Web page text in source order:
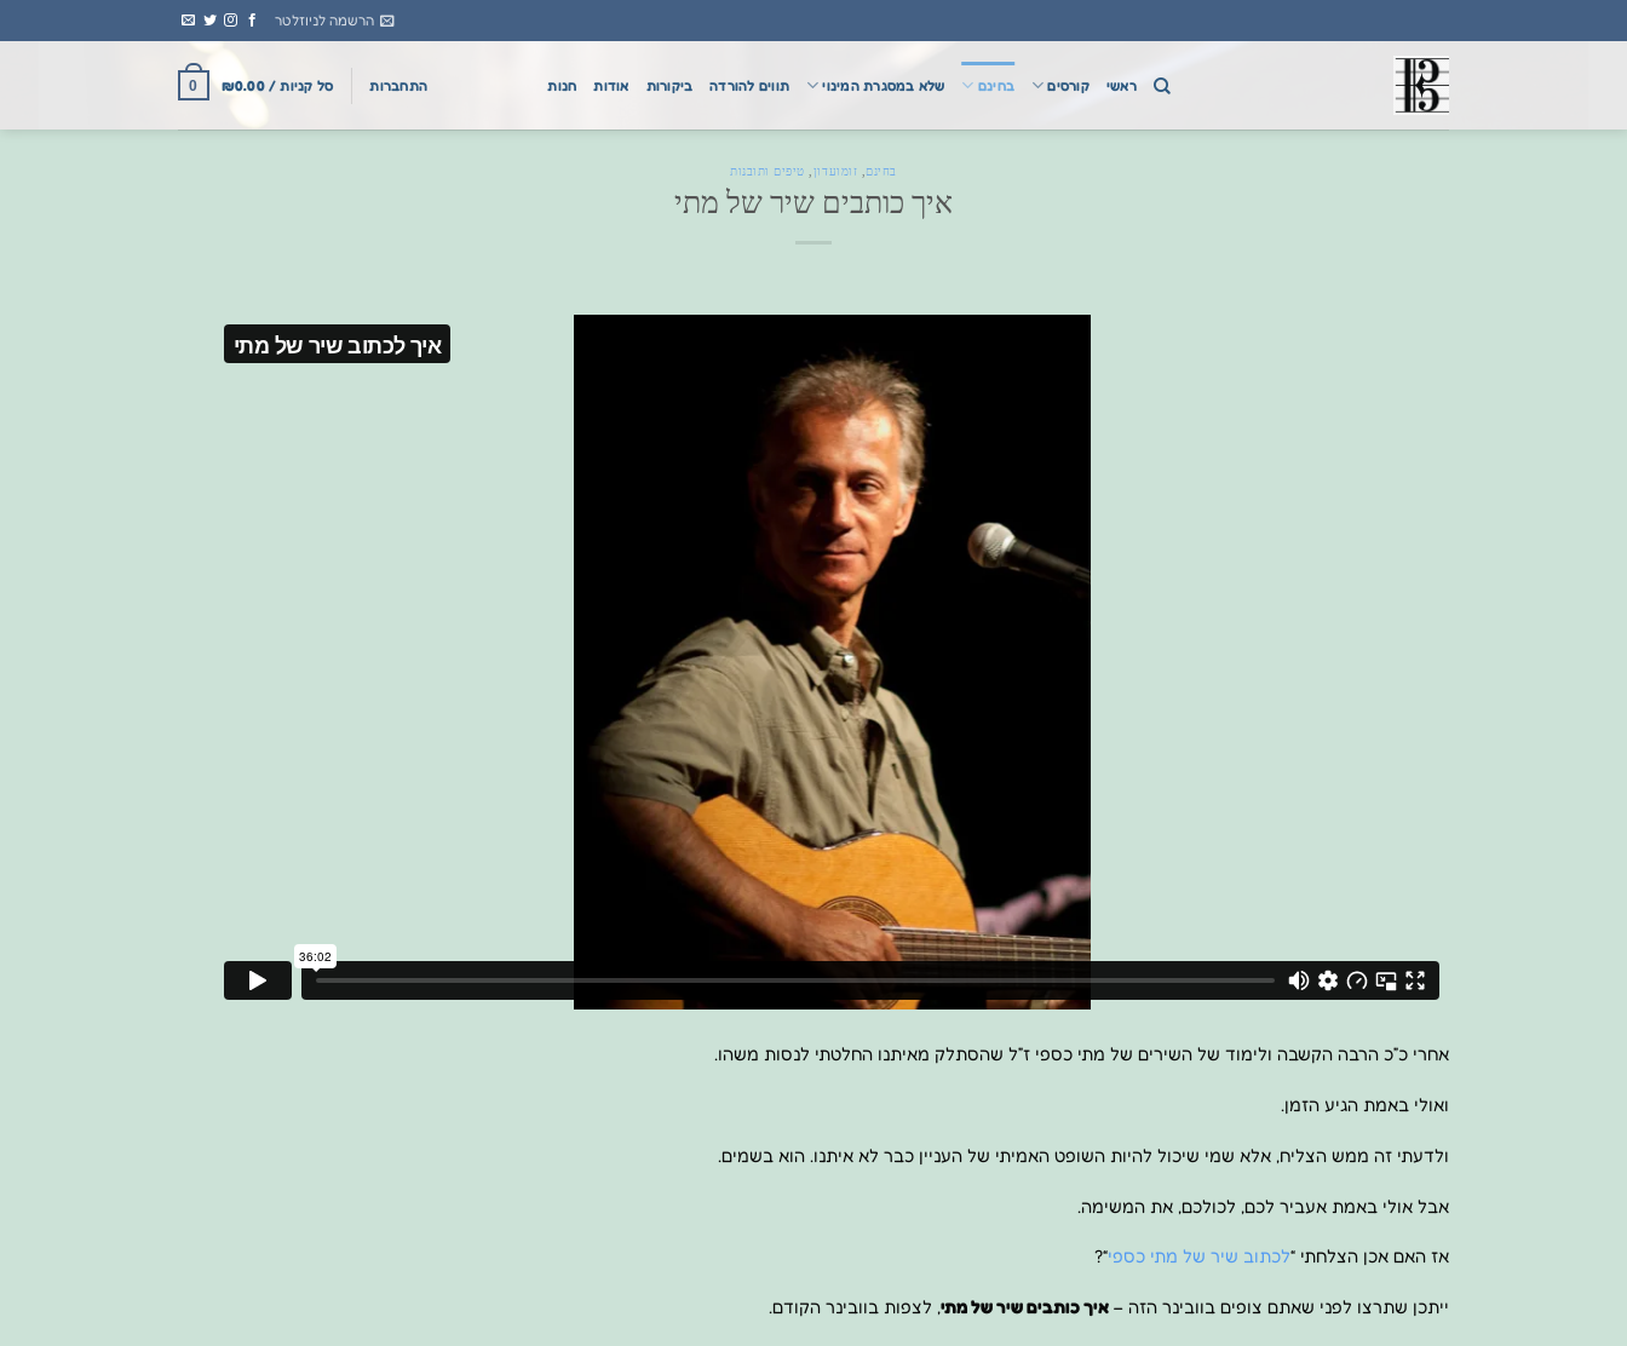
to
הרשמה לניוזלטר
ראשי קורסים בחינם שלא במסגרת המינוי תווים להורדה ביקורות אודות חנות התחברות סל קניות / ₪0.00
0
בחינם זומועדון טיפים ותובנות
איך כותבים שיר של מתי
אחרי כ”כ הרבה הקשבה ולימוד של השירים של מתי כספי ז”ל שהסתלק מאיתנו החלטתי לנסות משהו.
ואולי באמת הגיע הזמן.
ולדעתי זה ממש הצליח, אלא שמי שיכול להיות השופט האמיתי של העניין כבר לא איתנו. הוא בשמים.
אבל אולי באמת אעביר לכם, לכולכם, את המשימה.
אז האם אכן הצלחתי “לכתוב שיר של מתי כספי“?
ייתכן שתרצו לפני שאתם צופים בוובינר הזה – איך כותבים שיר של מתי, לצפות בוובינר הקודם.